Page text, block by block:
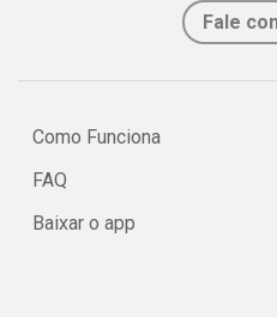
Fale
Como Funciona
FAQ
Baixar o app